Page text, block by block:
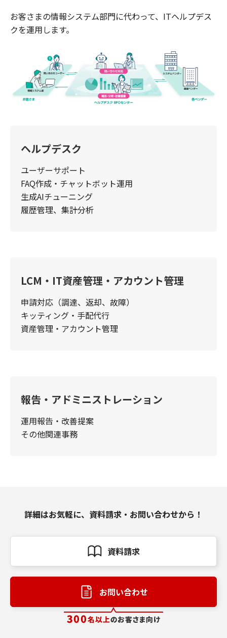
お客さまの情報システム部門に代わって、ITヘルプデス
クを運用します。
ヘルプデスク
ユーザーサポート
FAQ作成・チャットボット運用
生成AIチューニング
履歴管理、集計分析
LCM・IT資産管理・アカウント管理
申請対応（調達、返却、故障）
キッティング・手配代行
資産管理・アカウント管理
報告・アドミニストレーション
運用報告・改善提案
その他関連事務
詳細はお気軽に、資料請求・お問い合わせから！
資料請求
お問い合わせ